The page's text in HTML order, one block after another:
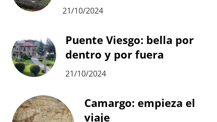
21/10/2024
Puente Viesgo: bella por
dentro y por fuera
21/10/2024
Camargo: empieza el
viaje